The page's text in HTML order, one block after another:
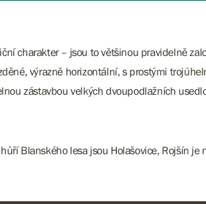
charakter – jsou to většinou pravidelně
výrazně horizontální, s prostými
zástavbou velkých dvoupodlažních
Blanského lesa jsou Holašovice, Rojšín